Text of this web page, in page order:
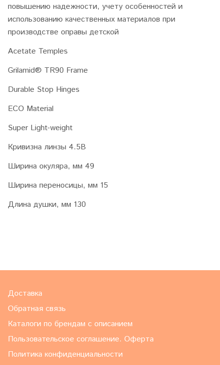
повышению надежности, учету особенностей и
использованию качественных материалов при
производстве оправы детской
Acetate Temples
Grilamid® TR90 Frame
Durable Stop Hinges
ECO Material
Super Light-weight
Кривизна линзы 4.5B
Ширина окуляра, мм 49
Ширина переносицы, мм 15
Длина душки, мм 130
Доставка
Обратная связь
Каталоги по брендам с описанием
Пользовательское соглашение. Оферта
Политика конфиденциальности